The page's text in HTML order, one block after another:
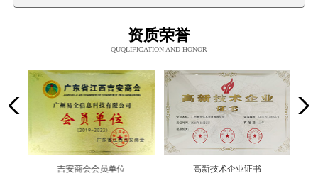
资质荣誉
QUQLIFICATION AND HONOR
吉安商会会员单位 高新技术企业证书